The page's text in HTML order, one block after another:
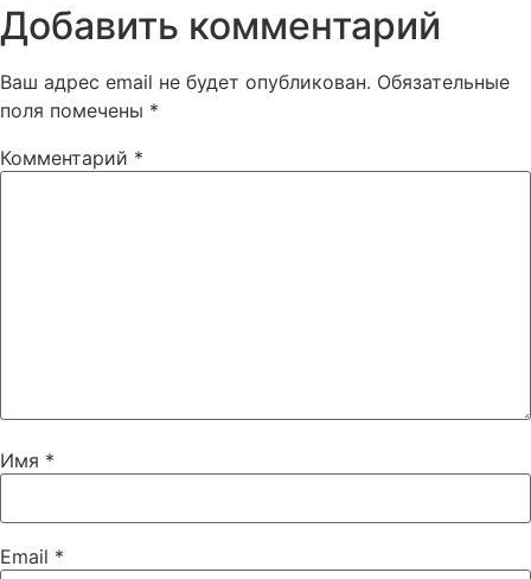
Добавить комментарий
Ваш адрес email не будет опубликован. Обязательные
поля помечены *
Комментарий *
Имя *
Email *